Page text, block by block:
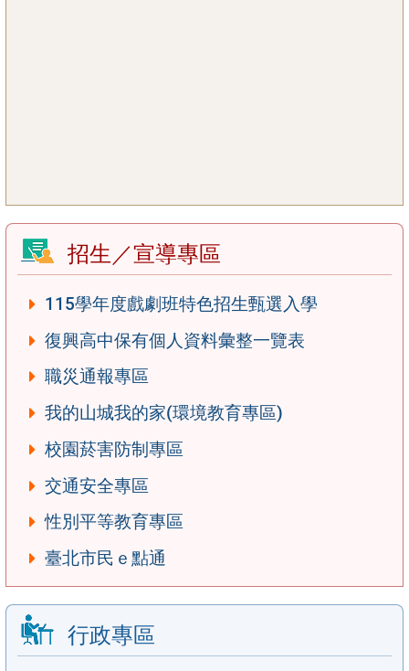
招生／宣導專區
115學年度戲劇班特色招生甄選入學
復興高中保有個人資料彙整一覽表
職災通報專區
我的山城我的家(環境教育專區)
校園菸害防制專區
交通安全專區
性別平等教育專區
臺北市民ｅ點通
行政專區